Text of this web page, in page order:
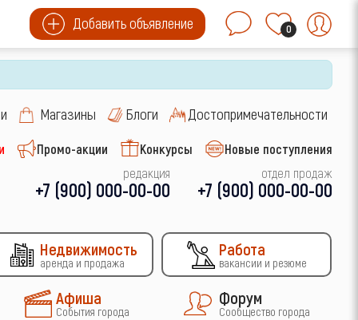
Добавить объявление 0
Магазины Блоги Достопримечательности
Промо-акции Конкурсы
Новые поступления
редакция
+7 (900) 000-00-00
отдел продаж
+7 (900) 000-00-00
Недвижимость
аренда и продажа
Работа
вакансии и резюме
Афиша
События города
Форум
Сообщество города